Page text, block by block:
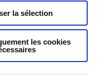
la sélection
les cookies